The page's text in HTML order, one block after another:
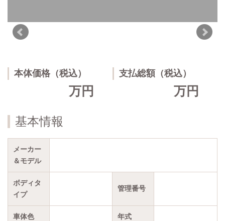
本体価格（税込）
万円
支払総額（税込）
万円
基本情報
メーカー
＆モデル
ボディタ
イプ
管理番号
車体色 年式